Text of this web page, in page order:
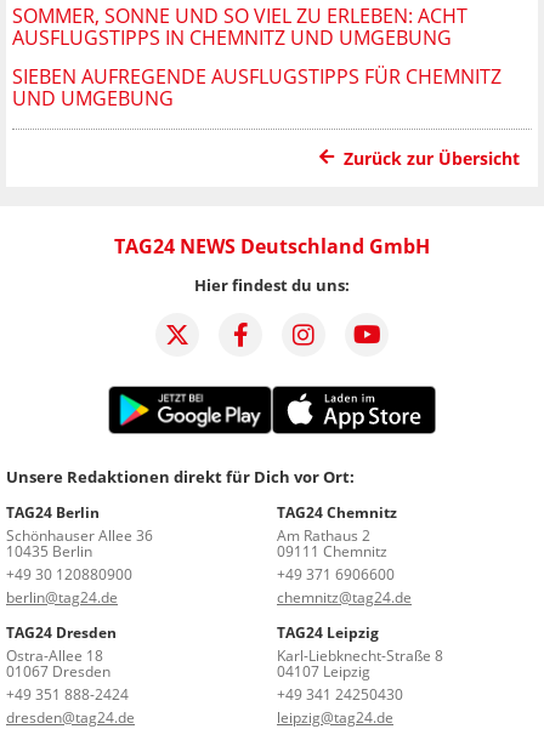
SOMMER, SONNE UND SO VIEL ZU ERLEBEN: ACHT
AUSFLUGSTIPPS IN CHEMNITZ UND UMGEBUNG
SIEBEN AUFREGENDE AUSFLUGSTIPPS FÜR CHEMNITZ
UND UMGEBUNG
Zurück zur Übersicht
TAG24 NEWS Deutschland GmbH
Hier findest du uns:
Unsere Redaktionen direkt für Dich vor Ort:
TAG24 Berlin
Schönhauser Allee 36
10435 Berlin
+49 30 120880900
berlin@tag24.de
TAG24 Chemnitz
Am Rathaus 2
09111 Chemnitz
+49 371 6906600
chemnitz@tag24.de
TAG24 Dresden
Ostra-Allee 18
01067 Dresden
+49 351 888-2424
dresden@tag24.de
TAG24 Leipzig
Karl-Liebknecht-Straße 8
04107 Leipzig
+49 341 24250430
leipzig@tag24.de